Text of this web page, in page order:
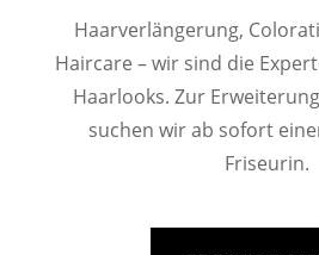
Haarverlängerung,
Haircare – wir sind die
Haarlooks. Zur
suchen wir ab sofort
Friseurin.